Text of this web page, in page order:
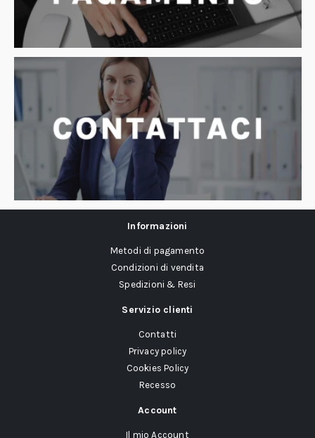
Informazioni
Metodi di pagamento
Condizioni di vendita
Spedizioni & Resi
Servizio clienti
Contatti
Privacy policy
Cookies Policy
Recesso
Account
Il mio Account